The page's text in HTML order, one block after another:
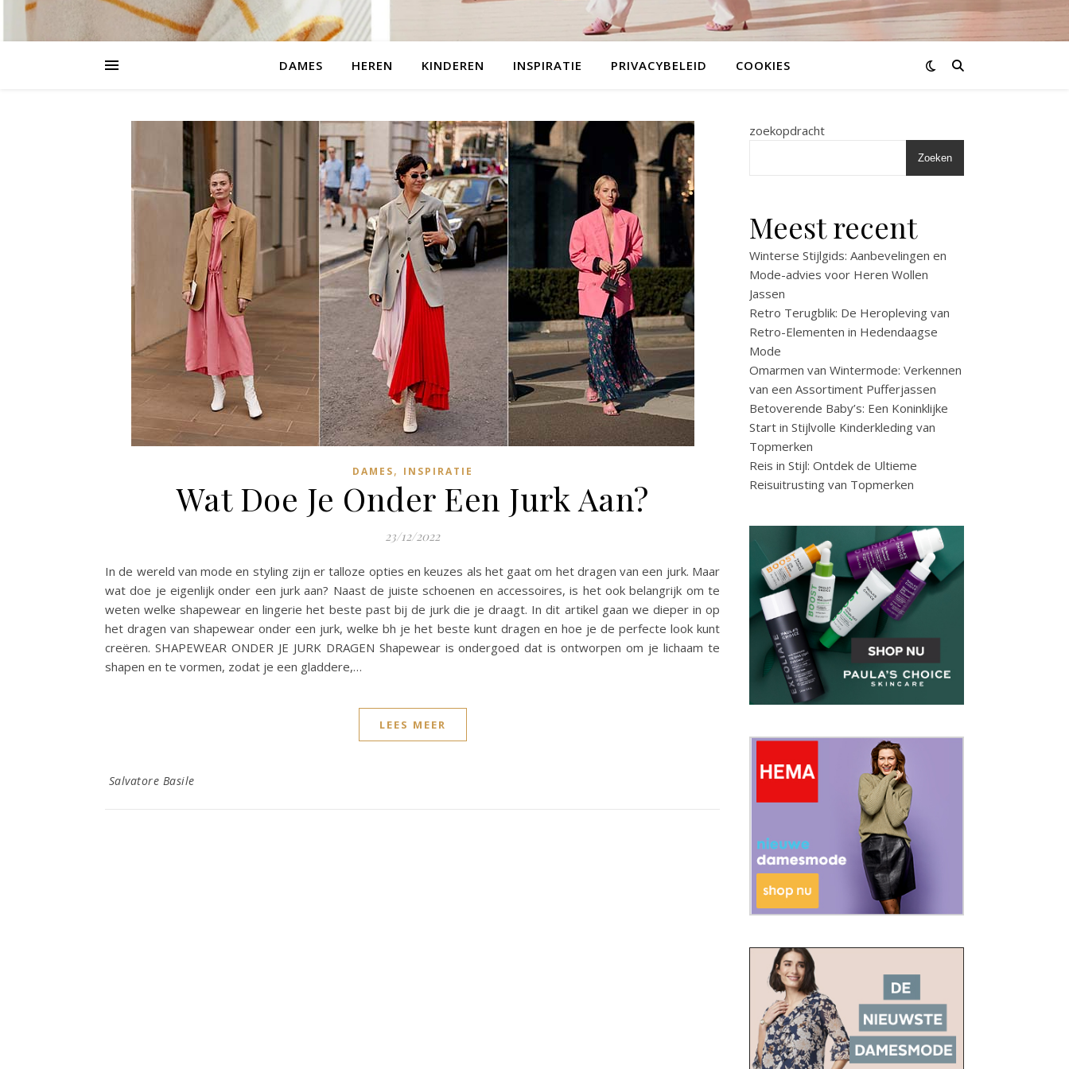
DAMES HEREN KINDEREN INSPIRATIE PRIVACYBELEID COOKIES
DAMES, INSPIRATIE
Wat Doe Je Onder Een Jurk Aan?
23/12/2022
In de wereld van mode en styling zijn er talloze opties en keuzes als het gaat om het dragen van een jurk. Maar
wat doe je eigenlijk onder een jurk aan? Naast de juiste schoenen en accessoires, is het ook belangrijk om te
weten welke shapewear en lingerie het beste past bij de jurk die je draagt. In dit artikel gaan we dieper in op
het dragen van shapewear onder een jurk, welke bh je het beste kunt dragen en hoe je de perfecte look kunt
creëren. SHAPEWEAR ONDER JE JURK DRAGEN Shapewear is ondergoed dat is ontworpen om je lichaam te
shapen en te vormen, zodat je een gladdere,…
LEES MEER
Salvatore Basile
zoekopdracht
Zoeken
Meest recent
Winterse Stijlgids: Aanbevelingen en
Mode-advies voor Heren Wollen
Jassen
Retro Terugblik: De Heropleving van
Retro-Elementen in Hedendaagse
Mode
Omarmen van Wintermode: Verkennen
van een Assortiment Pufferjassen
Betoverende Baby’s: Een Koninklijke
Start in Stijlvolle Kinderkleding van
Topmerken
Reis in Stijl: Ontdek de Ultieme
Reisuitrusting van Topmerken